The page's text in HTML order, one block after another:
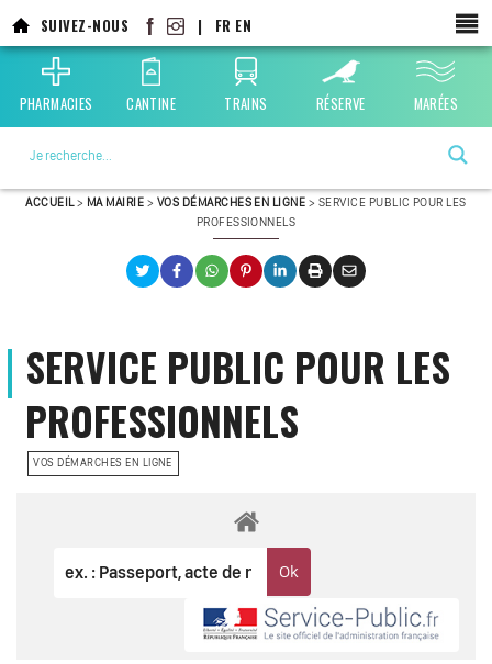
SUIVEZ-NOUS | FR EN
PHARMACIES CANTINE TRAINS RÉSERVE MARÉES
ACCUEIL> MA MAIRIE > VOS DÉMARCHES EN LIGNE > SERVICE PUBLIC POUR LES
PROFESSIONNELS
SERVICE PUBLIC POUR LES
PROFESSIONNELS
VOS DÉMARCHES EN LIGNE